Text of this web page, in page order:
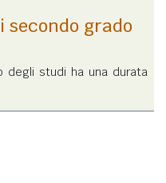
secondo grado
degli studi ha una durata